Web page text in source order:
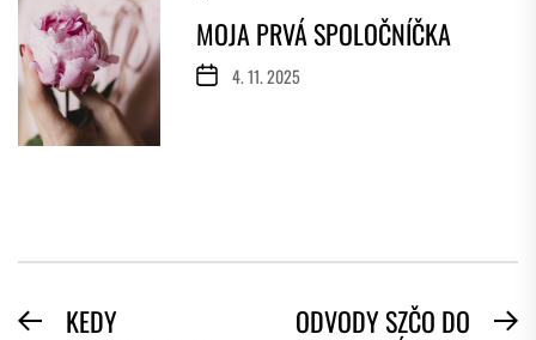
MOJA PRVÁ SPOLOČNÍČKA
4. 11. 2025
NAVIGACE
Previous
KEDY
ODVODY SZČO DO